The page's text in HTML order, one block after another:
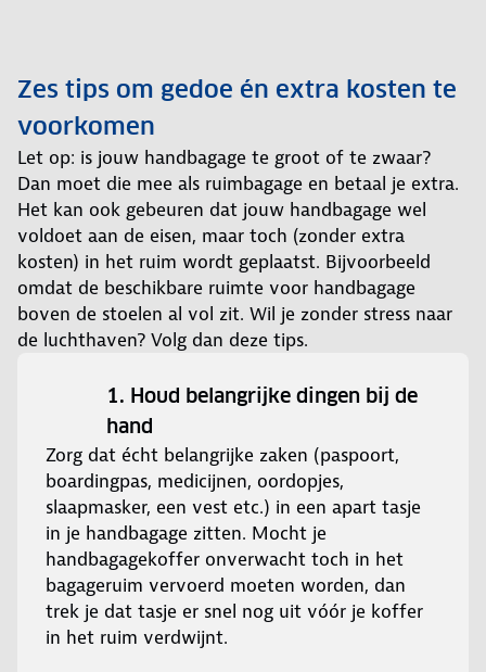
Zes tips om gedoe én extra kosten te
voorkomen
Let op: is jouw handbagage te groot of te zwaar?
Dan moet die mee als ruimbagage en betaal je extra.
Het kan ook gebeuren dat jouw handbagage wel
voldoet aan de eisen, maar toch (zonder extra
kosten) in het ruim wordt geplaatst. Bijvoorbeeld
omdat de beschikbare ruimte voor handbagage
boven de stoelen al vol zit. Wil je zonder stress naar
de luchthaven? Volg dan deze tips.
1. Houd belangrijke dingen bij de
hand
Zorg dat écht belangrijke zaken (paspoort,
boardingpas, medicijnen, oordopjes,
slaapmasker, een vest etc.) in een apart tasje
in je handbagage zitten. Mocht je
handbagagekoffer onverwacht toch in het
bagageruim vervoerd moeten worden, dan
trek je dat tasje er snel nog uit vóór je koffer
in het ruim verdwijnt.